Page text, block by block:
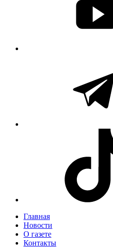
Главная
Новости
О газете
Контакты